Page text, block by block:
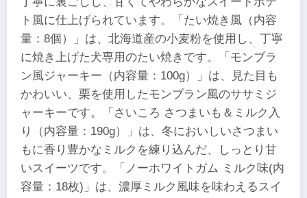
ト風に仕上げられています。「たい焼き風（内容
量：8個）」は、北海道産の小麦粉を使用し、丁寧
に焼き上げた犬専用のたい焼きです。「モンブラ
ン風ジャーキー（内容量：100g）」は、見た目も
かわいい、栗を使用したモンブラン風のササミジ
ャーキーです。「さいころ さつまいも＆ミルク入
り（内容量：190g）」は、冬においしいさつまい
もに香り豊かなミルクを練り込んだ、しっとり甘
いスイーツです。「ノーホワイトガム ミルク味(内
容量：18枚)」は、濃厚ミルク風味を味わえるスイ